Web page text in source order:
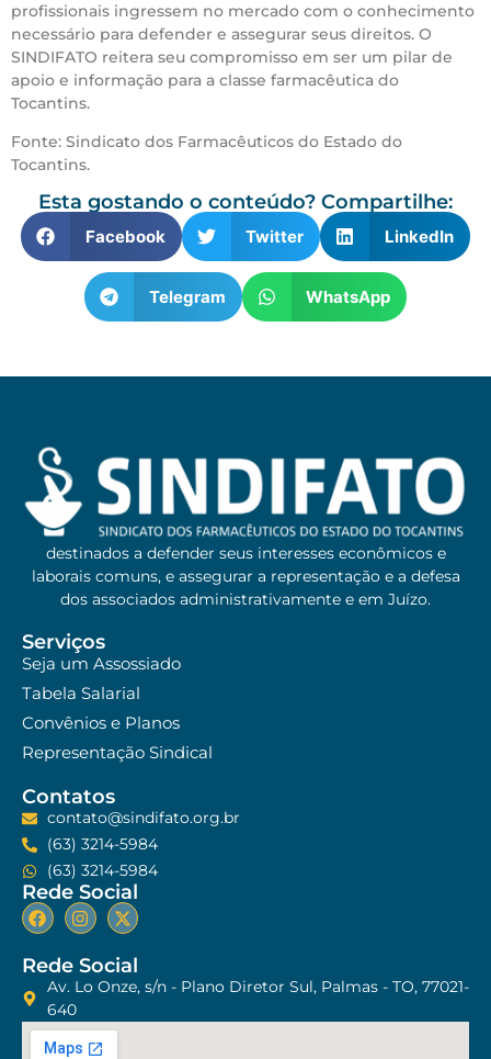
profissionais ingressem no mercado com o conhecimento
necessário para defender e assegurar seus direitos. O
SINDIFATO reitera seu compromisso em ser um pilar de
apoio e informação para a classe farmacêutica do
Tocantins.
Fonte: Sindicato dos Farmacêuticos do Estado do
Tocantins.
Esta gostando o conteúdo? Compartilhe:
Facebook Twitter LinkedIn
Telegram WhatsApp
destinados a defender seus interesses econômicos e
laborais comuns, e assegurar a representação e a defesa
dos associados administrativamente e em Juízo.
Serviços
Seja um Assossiado
Tabela Salarial
Convênios e Planos
Representação Sindical
Contatos
contato@sindifato.org.br
(63) 3214-5984
(63) 3214-5984
Rede Social
Rede Social
Av. Lo Onze, s/n - Plano Diretor Sul, Palmas - TO, 77021-
640